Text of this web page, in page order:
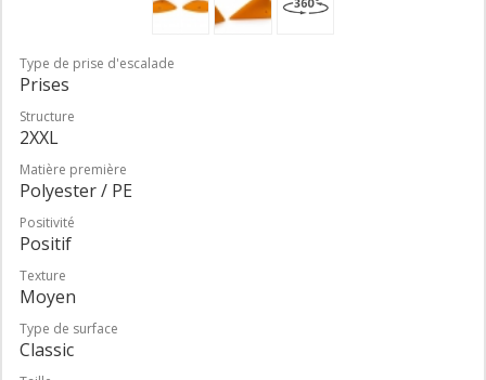
Type de prise d'escalade
Prises
Structure
2XXL
Matière première
Polyester / PE
Positivité
Positif
Texture
Moyen
Type de surface
Classic